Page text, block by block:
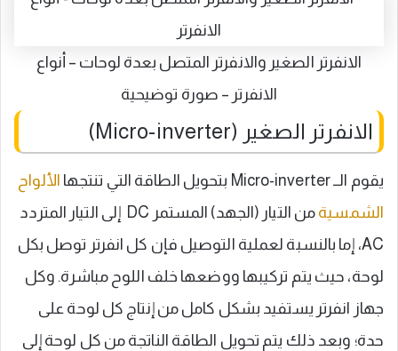
الانفرتر الصغير والانفرتر المتصل بعدة لوحات – أنواع
الانفرتر – صورة توضيحية
الانفرتر الصغير (Micro-inverter)
يقوم الــ Micro-inverter بتحويل الطاقة التي تنتجها
الألواح
الشمسية
من التيار (الجهد) المستمر DC إلى التيار المتردد
AC، إما بالنسبة لعملية التوصيل فإن كل انفرتر توصل بكل
لوحة، حيث يتم تركيبها ووضعها خلف اللوح مباشرة. وكل
جهاز انفرتر يستفيد بشكل كامل من إنتاج كل لوحة على
حدة؛ وبعد ذلك يتم تحويل الطاقة الناتجة من كل لوحة إلى